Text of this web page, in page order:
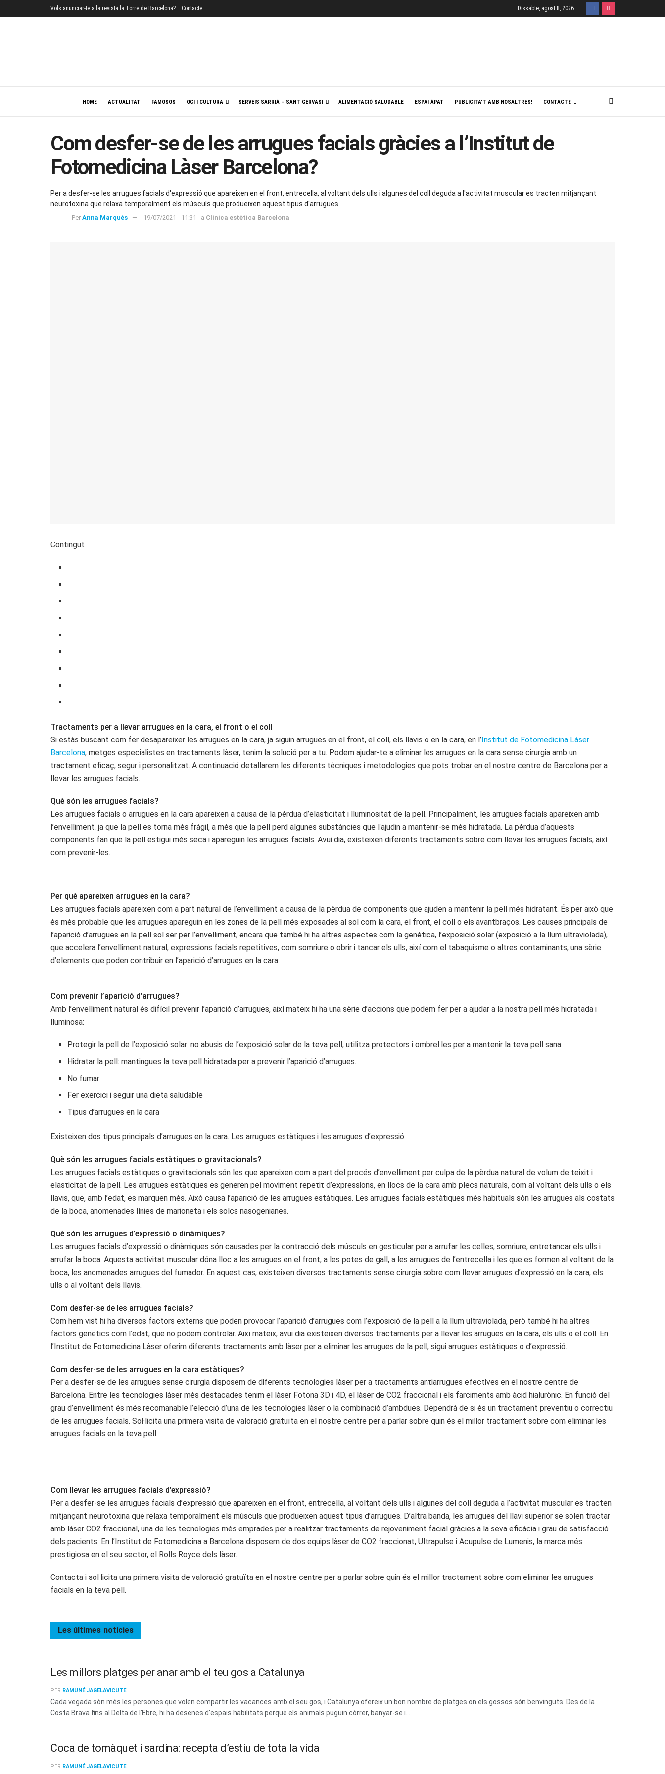
Vols anunciar-te a la revista la Torre de Barcelona? Contacte Dissabte, agost 8, 2026
HOME ACTUALITAT FAMOSOS OCI I CULTURA SERVEIS SARRIÀ – SANT GERVASI ALIMENTACIÓ SALUDABLE ESPAI ÀPAT PUBLICITA’T AMB NOSALTRES! CONTACTE
Com desfer-se de les arrugues facials gràcies a l’Institut de
Fotomedicina Làser Barcelona?
Per a desfer-se les arrugues facials d'expressió que apareixen en el front, entrecella, al voltant dels ulls i algunes del coll deguda a l'activitat muscular es tracten mitjançant
neurotoxina que relaxa temporalment els músculs que produeixen aquest tipus d'arrugues.
Per Anna Marquès 19/07/2021 - 11:31 a Clínica estètica Barcelona
Contingut
Tractaments per a llevar arrugues en la cara, el front o el coll
Si estàs buscant com fer desapareixer les arrugues en la cara, ja siguin arrugues en el front, el coll, els llavis o en la cara, en l’Institut de Fotomedicina Làser
Barcelona, metges especialistes en tractaments làser, tenim la solució per a tu. Podem ajudar-te a eliminar les arrugues en la cara sense cirurgia amb un
tractament eficaç, segur i personalitzat. A continuació detallarem les diferents tècniques i metodologies que pots trobar en el nostre centre de Barcelona per a
llevar les arrugues facials.
Què són les arrugues facials?
Les arrugues facials o arrugues en la cara apareixen a causa de la pèrdua d’elasticitat i lluminositat de la pell. Principalment, les arrugues facials apareixen amb
l’envelliment, ja que la pell es torna més fràgil, a més que la pell perd algunes substàncies que l’ajudin a mantenir-se més hidratada. La pèrdua d’aquests
components fan que la pell estigui més seca i apareguin les arrugues facials. Avui dia, existeixen diferents tractaments sobre com llevar les arrugues facials, així
com prevenir-les.
Per què apareixen arrugues en la cara?
Les arrugues facials apareixen com a part natural de l’envelliment a causa de la pèrdua de components que ajuden a mantenir la pell més hidratant. És per això que
és més probable que les arrugues apareguin en les zones de la pell més exposades al sol com la cara, el front, el coll o els avantbraços. Les causes principals de
l’aparició d’arrugues en la pell sol ser per l’envelliment, encara que també hi ha altres aspectes com la genètica, l’exposició solar (exposició a la llum ultraviolada),
que accelera l’envelliment natural, expressions facials repetitives, com somriure o obrir i tancar els ulls, així com el tabaquisme o altres contaminants, una sèrie
d’elements que poden contribuir en l’aparició d’arrugues en la cara.
Com prevenir l’aparició d’arrugues?
Amb l’envelliment natural és difícil prevenir l’aparició d’arrugues, així mateix hi ha una sèrie d’accions que podem fer per a ajudar a la nostra pell més hidratada i
lluminosa:
Protegir la pell de l’exposició solar: no abusis de l’exposició solar de la teva pell, utilitza protectors i ombrel·les per a mantenir la teva pell sana.
Hidratar la pell: mantingues la teva pell hidratada per a prevenir l’aparició d’arrugues.
No fumar
Fer exercici i seguir una dieta saludable
Tipus d’arrugues en la cara
Existeixen dos tipus principals d’arrugues en la cara. Les arrugues estàtiques i les arrugues d’expressió.
Què són les arrugues facials estàtiques o gravitacionals?
Les arrugues facials estàtiques o gravitacionals són les que apareixen com a part del procés d’envelliment per culpa de la pèrdua natural de volum de teixit i
elasticitat de la pell. Les arrugues estàtiques es generen pel moviment repetit d’expressions, en llocs de la cara amb plecs naturals, com al voltant dels ulls o els
llavis, que, amb l’edat, es marquen més. Això causa l’aparició de les arrugues estàtiques. Les arrugues facials estàtiques més habituals són les arrugues als costats
de la boca, anomenades línies de marioneta i els solcs nasogenianes.
Què són les arrugues d’expressió o dinàmiques?
Les arrugues facials d’expressió o dinàmiques són causades per la contracció dels músculs en gesticular per a arrufar les celles, somriure, entretancar els ulls i
arrufar la boca. Aquesta activitat muscular dóna lloc a les arrugues en el front, a les potes de gall, a les arrugues de l’entrecella i les que es formen al voltant de la
boca, les anomenades arrugues del fumador. En aquest cas, existeixen diversos tractaments sense cirurgia sobre com llevar arrugues d’expressió en la cara, els
ulls o al voltant dels llavis.
Com desfer-se de les arrugues facials?
Com hem vist hi ha diversos factors externs que poden provocar l’aparició d’arrugues com l’exposició de la pell a la llum ultraviolada, però també hi ha altres
factors genètics com l’edat, que no podem controlar. Així mateix, avui dia existeixen diversos tractaments per a llevar les arrugues en la cara, els ulls o el coll. En
l’Institut de Fotomedicina Làser oferim diferents tractaments amb làser per a eliminar les arrugues de la pell, sigui arrugues estàtiques o d’expressió.
Com desfer-se de les arrugues en la cara estàtiques?
Per a desfer-se de les arrugues sense cirurgia disposem de diferents tecnologies làser per a tractaments antiarrugues efectives en el nostre centre de
Barcelona. Entre les tecnologies làser més destacades tenim el làser Fotona 3D i 4D, el làser de CO2 fraccional i els farciments amb àcid hialurònic. En funció del
grau d’envelliment és més recomanable l’elecció d’una de les tecnologies làser o la combinació d’ambdues. Dependrà de si és un tractament preventiu o correctiu
de les arrugues facials. Sol·licita una primera visita de valoració gratuïta en el nostre centre per a parlar sobre quin és el millor tractament sobre com eliminar les
arrugues facials en la teva pell.
Com llevar les arrugues facials d’expressió?
Per a desfer-se les arrugues facials d’expressió que apareixen en el front, entrecella, al voltant dels ulls i algunes del coll deguda a l’activitat muscular es tracten
mitjançant neurotoxina que relaxa temporalment els músculs que produeixen aquest tipus d’arrugues. D’altra banda, les arrugues del llavi superior se solen tractar
amb làser CO2 fraccional, una de les tecnologies més emprades per a realitzar tractaments de rejoveniment facial gràcies a la seva eficàcia i grau de satisfacció
dels pacients. En l’Institut de Fotomedicina a Barcelona disposem de dos equips làser de CO2 fraccionat, Ultrapulse i Acupulse de Lumenis, la marca més
prestigiosa en el seu sector, el Rolls Royce dels làser.
Contacta i sol·licita una primera visita de valoració gratuïta en el nostre centre per a parlar sobre quin és el millor tractament sobre com eliminar les arrugues
facials en la teva pell.
Les últimes notícies
Les millors platges per anar amb el teu gos a Catalunya
PER RAMUNÉ JAGELAVICUTE
Cada vegada són més les persones que volen compartir les vacances amb el seu gos, i Catalunya ofereix un bon nombre de platges on els gossos són benvinguts. Des de la
Costa Brava fins al Delta de l'Ebre, hi ha desenes d'espais habilitats perquè els animals puguin córrer, banyar-se i...
Coca de tomàquet i sardina: recepta d’estiu de tota la vida
PER RAMUNÉ JAGELAVICUTE